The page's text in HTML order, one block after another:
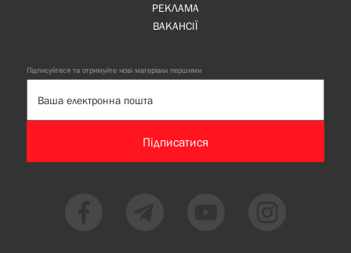
РЕКЛАМА
ВАКАНСІЇ
Підписуйтеся та отримуйте нові матеріали першими
Підписатися